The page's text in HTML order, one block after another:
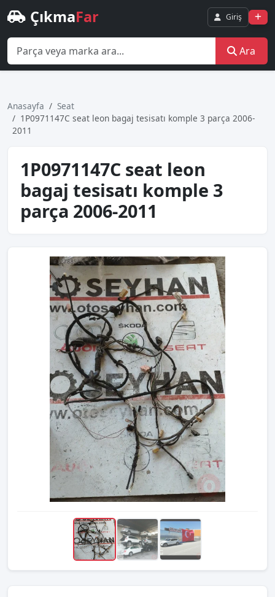
ÇıkmaFar Giriş
Ara
Anasayfa
Seat
1P0971147C seat leon bagaj tesisatı komple 3 parça 2006-
2011
1P0971147C seat leon
bagaj tesisatı komple 3
parça 2006-2011